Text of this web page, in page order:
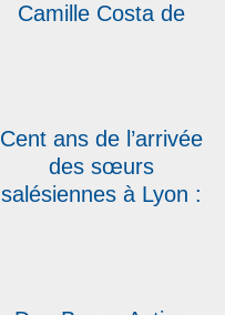
Camille Costa de
Cent ans de l’arrivée
des sœurs
salésiennes à Lyon :